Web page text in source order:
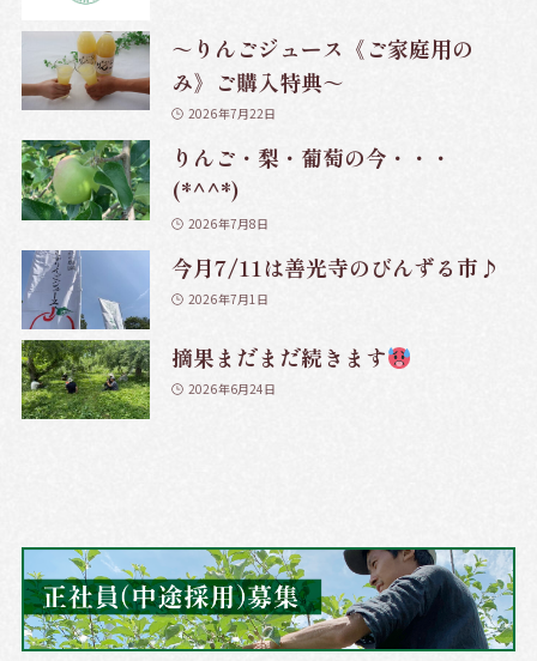
～りんごジュース《ご家庭用の
み》ご購入特典～
2026年7月22日
りんご・梨・葡萄の今・・・
(*^^*)
2026年7月8日
今月7/11は善光寺のびんずる市♪
2026年7月1日
摘果まだまだ続きます
2026年6月24日